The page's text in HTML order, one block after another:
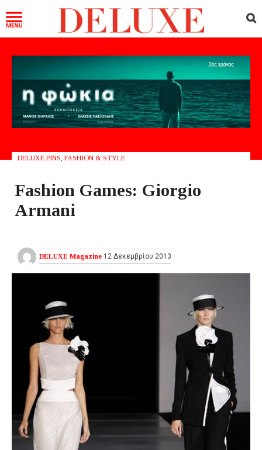
DELUXE PINS FASHION & STYLE
Fashion Games: Giorgio
Armani
DELUXE Magazine 12 Δεκεμβρίου 2013